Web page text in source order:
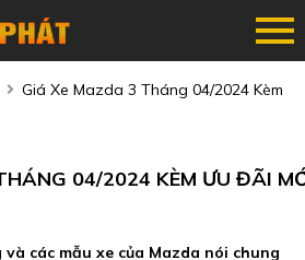
Giá Xe Mazda 3 Tháng 04/2024 Kèm
04/2024 KÈM ƯU ĐÃI
các mẫu xe của Mazda nói chung